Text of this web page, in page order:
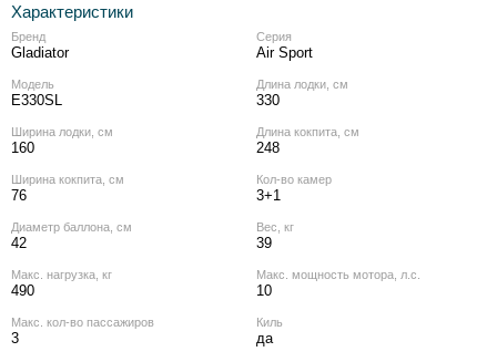
Характеристики
Бренд
Gladiator
Серия
Air Sport
Модель
E330SL
Длина лодки, см
330
Ширина лодки, см
160
Длина кокпита, см
248
Ширина кокпита, см
76
Кол‑во камер
3+1
Диаметр баллона, см
42
Вес, кг
39
Макс. нагрузка, кг
490
Макс. мощность мотора, л.с.
10
Макс. кол‑во пассажиров
3
Киль
да